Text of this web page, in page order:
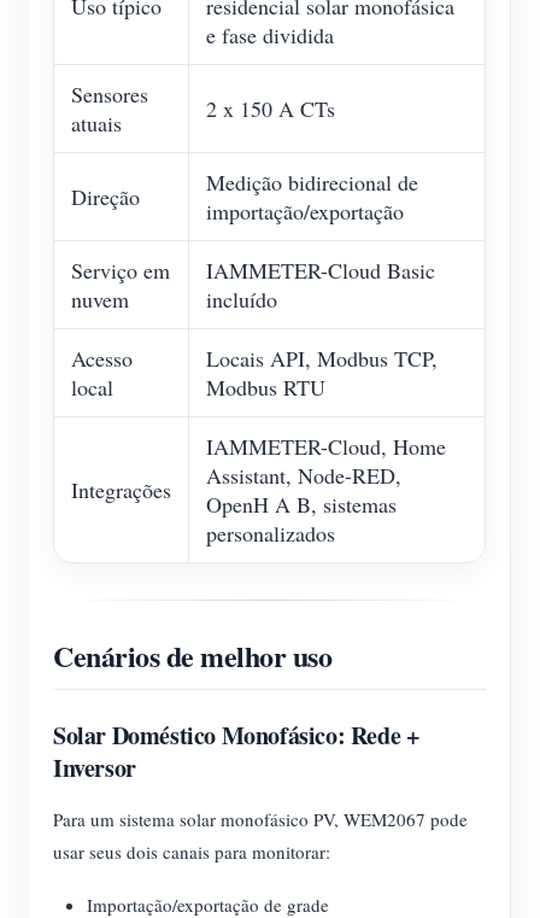
Uso típico
residencial solar monofásica
e fase dividida
Sensores
atuais
2 x 150 A CTs
Direção
Medição bidirecional de
importação/exportação
Serviço em
nuvem
IAMMETER-Cloud Basic
incluído
Acesso
local
Locais API, Modbus TCP,
Modbus RTU
Integrações
IAMMETER-Cloud, Home
Assistant, Node-RED,
OpenH A B, sistemas
personalizados
Cenários de melhor uso
Solar Doméstico Monofásico: Rede +
Inversor
Para um sistema solar monofásico PV, WEM2067 pode
usar seus dois canais para monitorar:
Importação/exportação de grade